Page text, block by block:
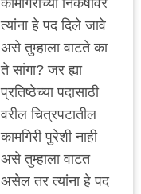
त्यांना हे पद दिले जावे
असे तुम्हाला वाटते का
ते सांगा? जर ह्या
प्रतिष्ठेच्या पदासाठी
वरील चित्रपटातील
कामगिरी पुरेशी नाही
असे तुम्हाला वाटत
असेल तर त्यांना हे पद